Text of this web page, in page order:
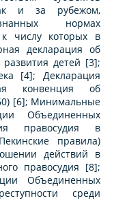
и за рубежом,
нормах
к числу которых в
декларация об
детей [3];
[4]; Декларация
конвенция об
[6]; Минимальные
Объединенных
правосудия в
правила)
действий в
правосудия [8];
Объединенных
среди